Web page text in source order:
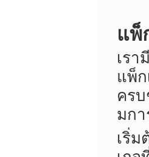
แพ็
เร
แพ็
คร
มก
เริ่